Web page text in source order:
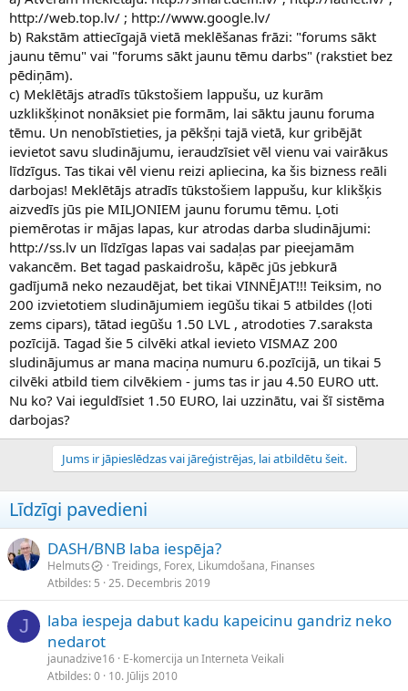
http://web.top.lv/ ; http://www.google.lv/
b) Rakstām attiecīgajā vietā meklēšanas frāzi: "forums sākt
jaunu tēmu" vai "forums sākt jaunu tēmu darbs" (rakstiet bez
pēdiņām).
c) Meklētājs atradīs tūkstošiem lappušu, uz kurām
uzklikšķinot nonāksiet pie formām, lai sāktu jaunu foruma
tēmu. Un nenobīstieties, ja pēkšņi tajā vietā, kur gribējāt
ievietot savu sludinājumu, ieraudzīsiet vēl vienu vai vairākus
līdzīgus. Tas tikai vēl vienu reizi apliecina, ka šis bizness reāli
darbojas! Meklētājs atradīs tūkstošiem lappušu, kur klikšķis
aizvedīs jūs pie MILJONIEM jaunu forumu tēmu. Ļoti
piemērotas ir mājas lapas, kur atrodas darba sludinājumi:
http://ss.lv un līdzīgas lapas vai sadaļas par pieejamām
vakancēm. Bet tagad paskaidrošu, kāpēc jūs jebkurā
gadījumā neko nezaudējat, bet tikai VINNĒJAT!!! Teiksim, no
200 izvietotiem sludinājumiem iegūšu tikai 5 atbildes (ļoti
zems cipars), tātad iegūšu 1.50 LVL , atrodoties 7.saraksta
pozīcijā. Tagad šie 5 cilvēki atkal ievieto VISMAZ 200
sludinājumus ar mana maciņa numuru 6.pozīcijā, un tikai 5
cilvēki atbild tiem cilvēkiem - jums tas ir jau 4.50 EURO utt.
Nu ko? Vai ieguldīsiet 1.50 EURO, lai uzzinātu, vai šī sistēma
darbojas?
Jums ir jāpieslēdzas vai jāreģistrējas, lai atbildētu šeit.
Līdzīgi pavedieni
DASH/BNB laba iespēja?
Helmuts
Treidings, Forex, Likumdošana, Finanses
Atbildes 5 25. Decembris 2019
J
laba iespeja dabut kadu kapeicinu gandriz neko
nedarot
jaunadzive16 E-komercija un Interneta Veikali
Atbildes 0 10. Jūlijs 2010